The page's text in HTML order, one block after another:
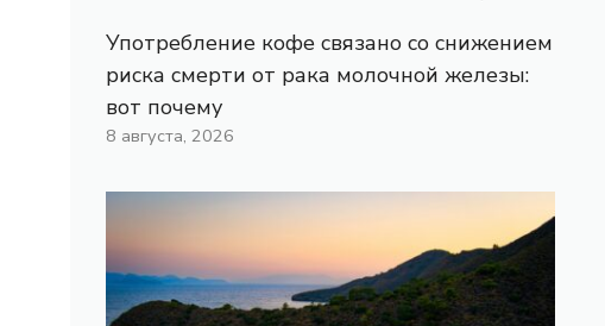
Употребление кофе связано со снижением
риска смерти от рака молочной железы:
вот почему
8 августа, 2026